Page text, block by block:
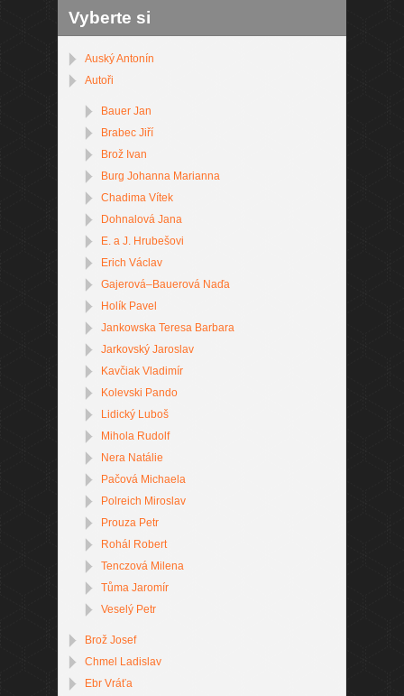
Vyberte si
Auský Antonín
Autoři
Bauer Jan
Brabec Jiří
Brož Ivan
Burg Johanna Marianna
Chadima Vítek
Dohnalová Jana
E. a J. Hrubešovi
Erich Václav
Gajerová–Bauerová Naďa
Holík Pavel
Jankowska Teresa Barbara
Jarkovský Jaroslav
Kavčiak Vladimír
Kolevski Pando
Lidický Luboš
Mihola Rudolf
Nera Natálie
Pačová Michaela
Polreich Miroslav
Prouza Petr
Rohál Robert
Tenczová Milena
Tůma Jaromír
Veselý Petr
Brož Josef
Chmel Ladislav
Ebr Vráťa